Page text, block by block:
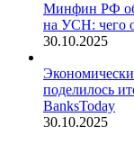
Минфин РФ
на УСН: чего
30.10.2025
поделилось
BanksToday
30.10.2025